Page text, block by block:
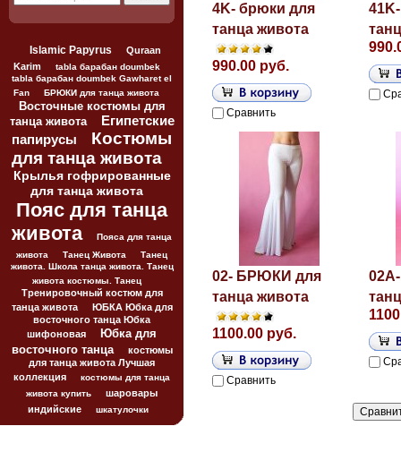
Islamic Papyrus
Quraan
Karim
tabla барабан doumbek
tabla барабан doumbek Gawharet el
Fan
БРЮКИ для танца живота
Восточные костюмы для
танца живота
Египетские
папирусы
Костюмы
для танца живота
Крылья гофрированные
для танца живота
Пояс для танца
живота
Пояса для танца
живота
Танец Живота
Танец
живота. Школа танца живота. Танец
живота костюмы. Танец
Тренировочный костюм для
танца живота
ЮБКА Юбка для
восточного танца Юбка
шифоновая
Юбка для
восточного танца
костюмы
для танца живота Лучшая
коллекция
костюмы для танца
живота купить
шаровары
индийские
шкатулочки
4K- брюки для
танца живота
990.00 руб.
Сравнить
02- БРЮКИ для
танца живота
1100.00 руб.
Сравнить